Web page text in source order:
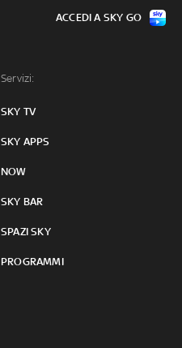
Servizi:
SKY TV
SKY APPS
NOW
SKY BAR
SPAZI SKY
PROGRAMMI
ACCEDI A SKY GO